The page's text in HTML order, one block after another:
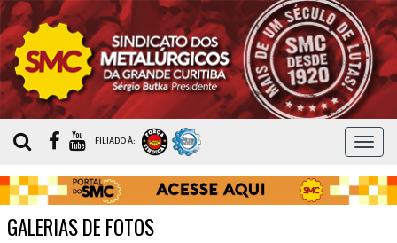
MENU
FILIADO À:
GALERIAS DE FOTOS